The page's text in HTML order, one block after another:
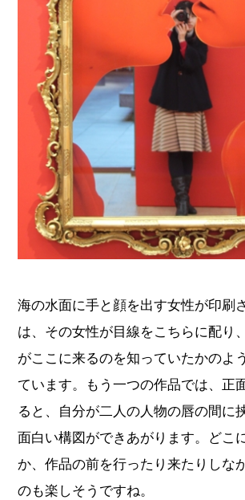
海の水面に手と顔を出す女性が印刷
は、その女性が目線をこちらに配り
がここに来るのを知っていたかのよ
ています。もう一つの作品では、正
ると、自分が二人の人物の唇の間に
面白い構図ができあがります。どこ
か、作品の前を行ったり来たりしな
のも楽しそうですね。